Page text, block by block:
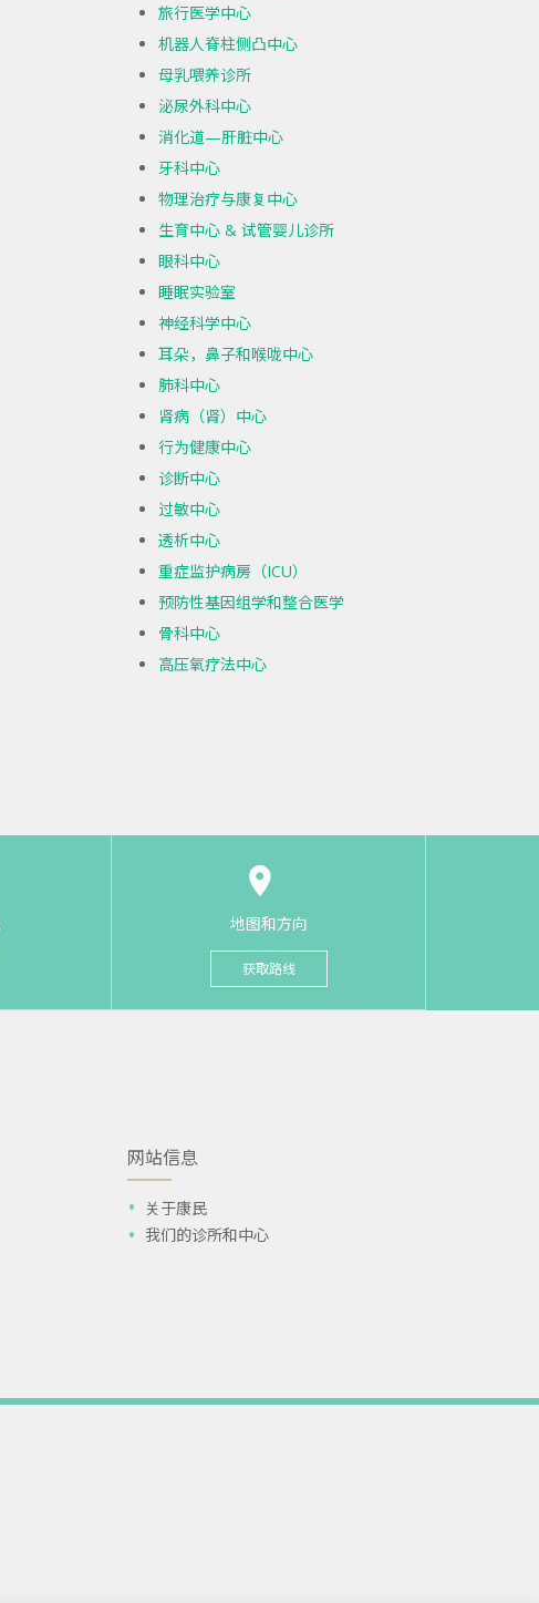
旅行医学中心
机器人脊柱侧凸中心
母乳喂养诊所
泌尿外科中心
消化道—肝脏中心
牙科中心
物理治疗与康复中心
生育中心 & 试管婴儿诊所
眼科中心
睡眠实验室
神经科学中心
耳朵，鼻子和喉咙中心
肺科中心
肾病（肾）中心
行为健康中心
诊断中心
过敏中心
透析中心
重症监护病房（ICU）
预防性基因组学和整合医学
骨科中心
高压氧疗法中心
地图和方向
获取路线
网站信息
关于康民
我们的诊所和中心